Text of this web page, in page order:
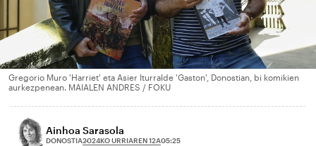
Gregorio Muro 'Harriet' eta Asier Iturralde 'Gaston', Donostian, bi komikien
aurkezpenean. MAIALEN ANDRES / FOKU
Ainhoa Sarasola
DONOSTIA2024KO URRIAREN 12A05:25